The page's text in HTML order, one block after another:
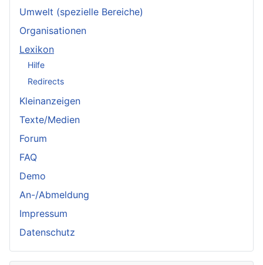
Umwelt (spezielle Bereiche)
Organisationen
Lexikon
Hilfe
Redirects
Kleinanzeigen
Texte/Medien
Forum
FAQ
Demo
An-/Abmeldung
Impressum
Datenschutz